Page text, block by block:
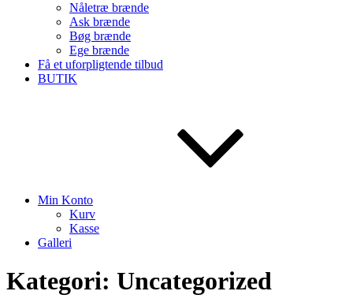
Nåletræ brænde
Ask brænde
Bøg brænde
Ege brænde
Få et uforpligtende tilbud
BUTIK
Min Konto
Kurv
Kasse
Galleri
Kategori: Uncategorized